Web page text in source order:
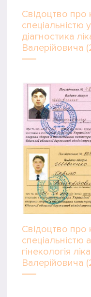
Свідоцтво про
спеціальністю
діагностика
Валерійовича
Свідоцтво про
спеціальністю
гінекологія
Валерійовича